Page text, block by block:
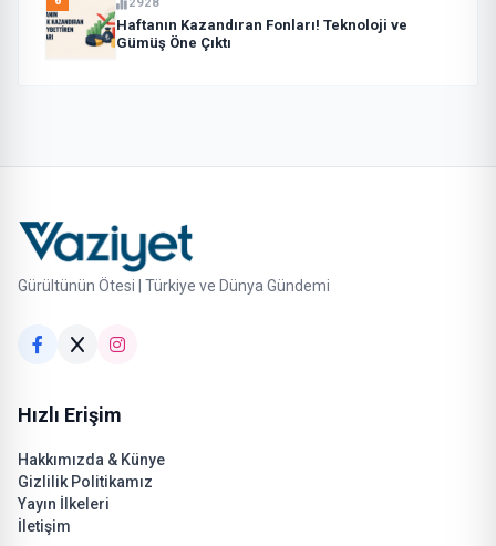
2928
Haftanın Kazandıran Fonları! Teknoloji ve
Gümüş Öne Çıktı
Gürültünün Ötesi | Türkiye ve Dünya Gündemi
Hızlı Erişim
Hakkımızda & Künye
Gizlilik Politikamız
Yayın İlkeleri
İletişim